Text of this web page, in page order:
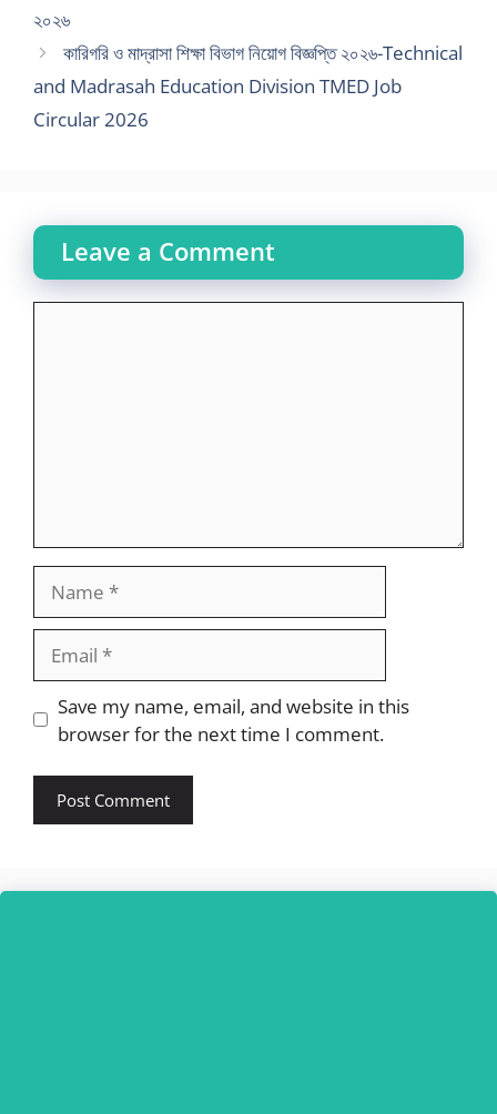
২০২৬
কারিগরি ও মাদ্রাসা শিক্ষা বিভাগ নিয়োগ বিজ্ঞপ্তি ২০২৬-Technical
and Madrasah Education Division TMED Job
Circular 2026
Leave a Comment
Website
Save my name, email, and website in this
browser for the next time I comment.